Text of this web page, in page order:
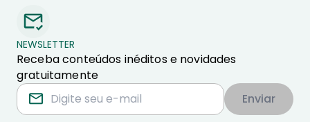
NEWSLETTER
Receba conteúdos inéditos e novidades
gratuitamente
Enviar